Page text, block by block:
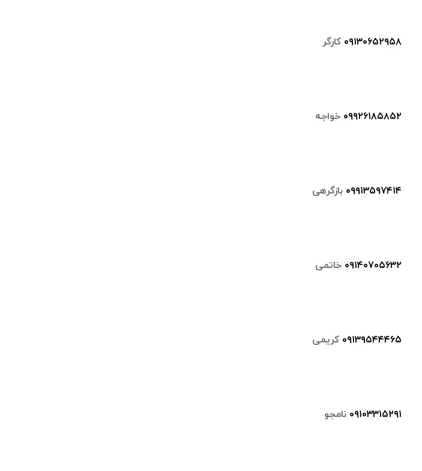
۰۹۱۳۰۶۵۲۹۵۸ کارگر
۰۹۹۲۶۱۸۵۸۵۲ خواجه
۰۹۹۱۳۵۹۷۴۱۴ بازگرهی
۰۹۱۴۰۷۰۵۶۳۲ خاتمی
۰۹۱۳۹۵۴۴۴۶۵ کریمی
۰۹۱۰۳۳۱۵۲۹۱ نامجو